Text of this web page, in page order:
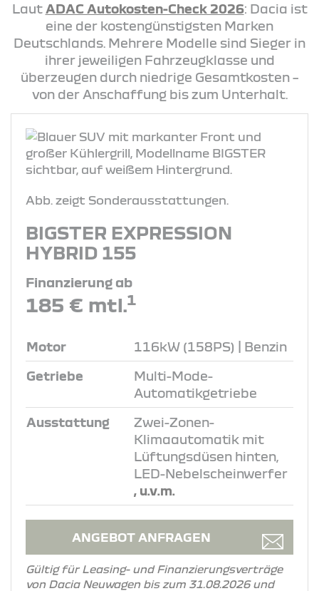
Laut ADAC Autokosten-Check 2026: Dacia ist
eine der kostengünstigsten Marken
Deutschlands. Mehrere Modelle sind Sieger in
ihrer jeweiligen Fahrzeugklasse und
überzeugen durch niedrige Gesamtkosten –
von der Anschaffung bis zum Unterhalt.
Abb. zeigt Sonderausstattungen.
BIGSTER EXPRESSION
HYBRID 155
Finanzierung ab
185 € mtl.1
Motor 116kW (158PS) | Benzin
Getriebe
Multi-Mode-
Automatikgetriebe
Ausstattung
Zwei-Zonen-
Klimaautomatik mit
Lüftungsdüsen hinten,
LED-Nebelscheinwerfer
, u.v.m.
ANGEBOT ANFRAGEN
Gültig für Leasing- und Finanzierungsverträge
von Dacia Neuwagen bis zum 31.08.2026 und